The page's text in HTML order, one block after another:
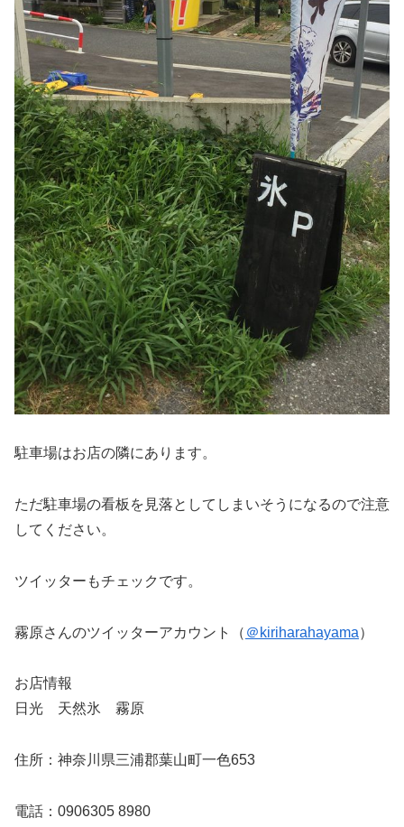
駐車場はお店の隣にあります。
ただ駐車場の看板を見落としてしまいそうになるので注意
してください。
ツイッターもチェックです。
霧原さんのツイッターアカウント（ ＠kiriharahayama）
お店情報
日光 天然氷 霧原
住所：神奈川県三浦郡葉山町一色653
電話：0906305 8980